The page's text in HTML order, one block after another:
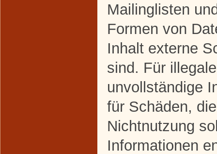
Mailinglisten
Formen von
Inhalt externe
sind. Für
unvollständige
für Schäden,
Nichtnutzung
Informationen